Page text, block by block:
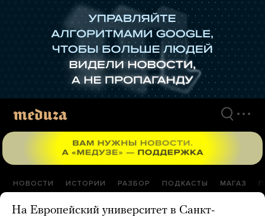
НОВОСТИ ИСТОРИИ РАЗБОР ПОДКАСТЫ МАГАЗ
На Европейский университет в Санкт-